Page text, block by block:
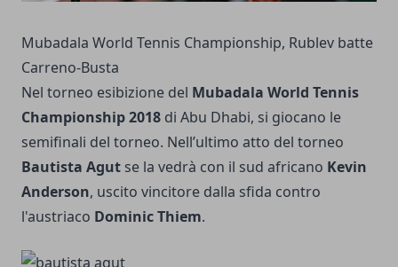
Mubadala World Tennis Championship, Rublev batte
Carreno-Busta
Nel torneo esibizione del Mubadala World Tennis
Championship 2018 di Abu Dhabi, si giocano le
semifinali del torneo. Nell’ultimo atto del torneo
Bautista Agut se la vedrà con il sud africano Kevin
Anderson, uscito vincitore dalla sfida contro
l'austriaco Dominic Thiem.